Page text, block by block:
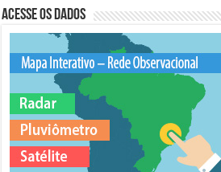
Acesse os Dados